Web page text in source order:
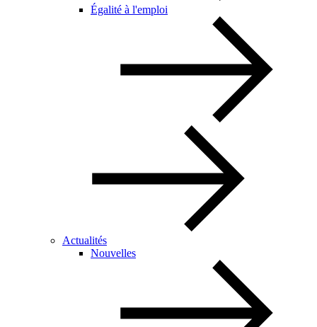
Égalité à l'emploi
Actualités
Nouvelles